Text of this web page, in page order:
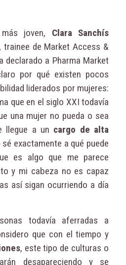
joven, Clara Sanchís
trainee de Market Access &
declarado a Pharma Market
por qué existen pocos
liderados por mujeres:
que en el siglo XXI todavía
una mujer no pueda o sea
llegue a un cargo de alta
sé exactamente a qué puede
es algo que me parece
y mi cabeza no es capaz
así sigan ocurriendo a día
todavía aferradas a
que con el tiempo y
, este tipo de culturas o
desapareciendo y se